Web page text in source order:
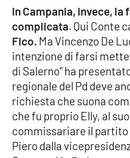
Venti di comunicazione
STREAMING
LaC TV
LaC Network
In Campania, invece, la
complicata. Qui Conte
Fico. Ma Vincenzo De
intenzione di farsi
di Salerno” ha
regionale del Pd deve
richiesta che suona
che fu proprio Elly, al
commissariare il partito
Piero dalla